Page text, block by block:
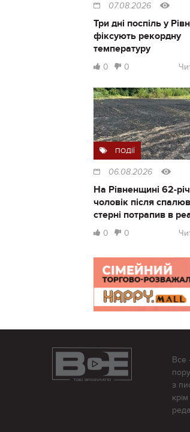
07.08.2026
Три дні поспіль у
фіксують рекордну
температуру
0 0
ПОДІЇ
06.08.2026
На Рівненщині 62-
чоловік після
стерні потрапив в
0 0
Все
з